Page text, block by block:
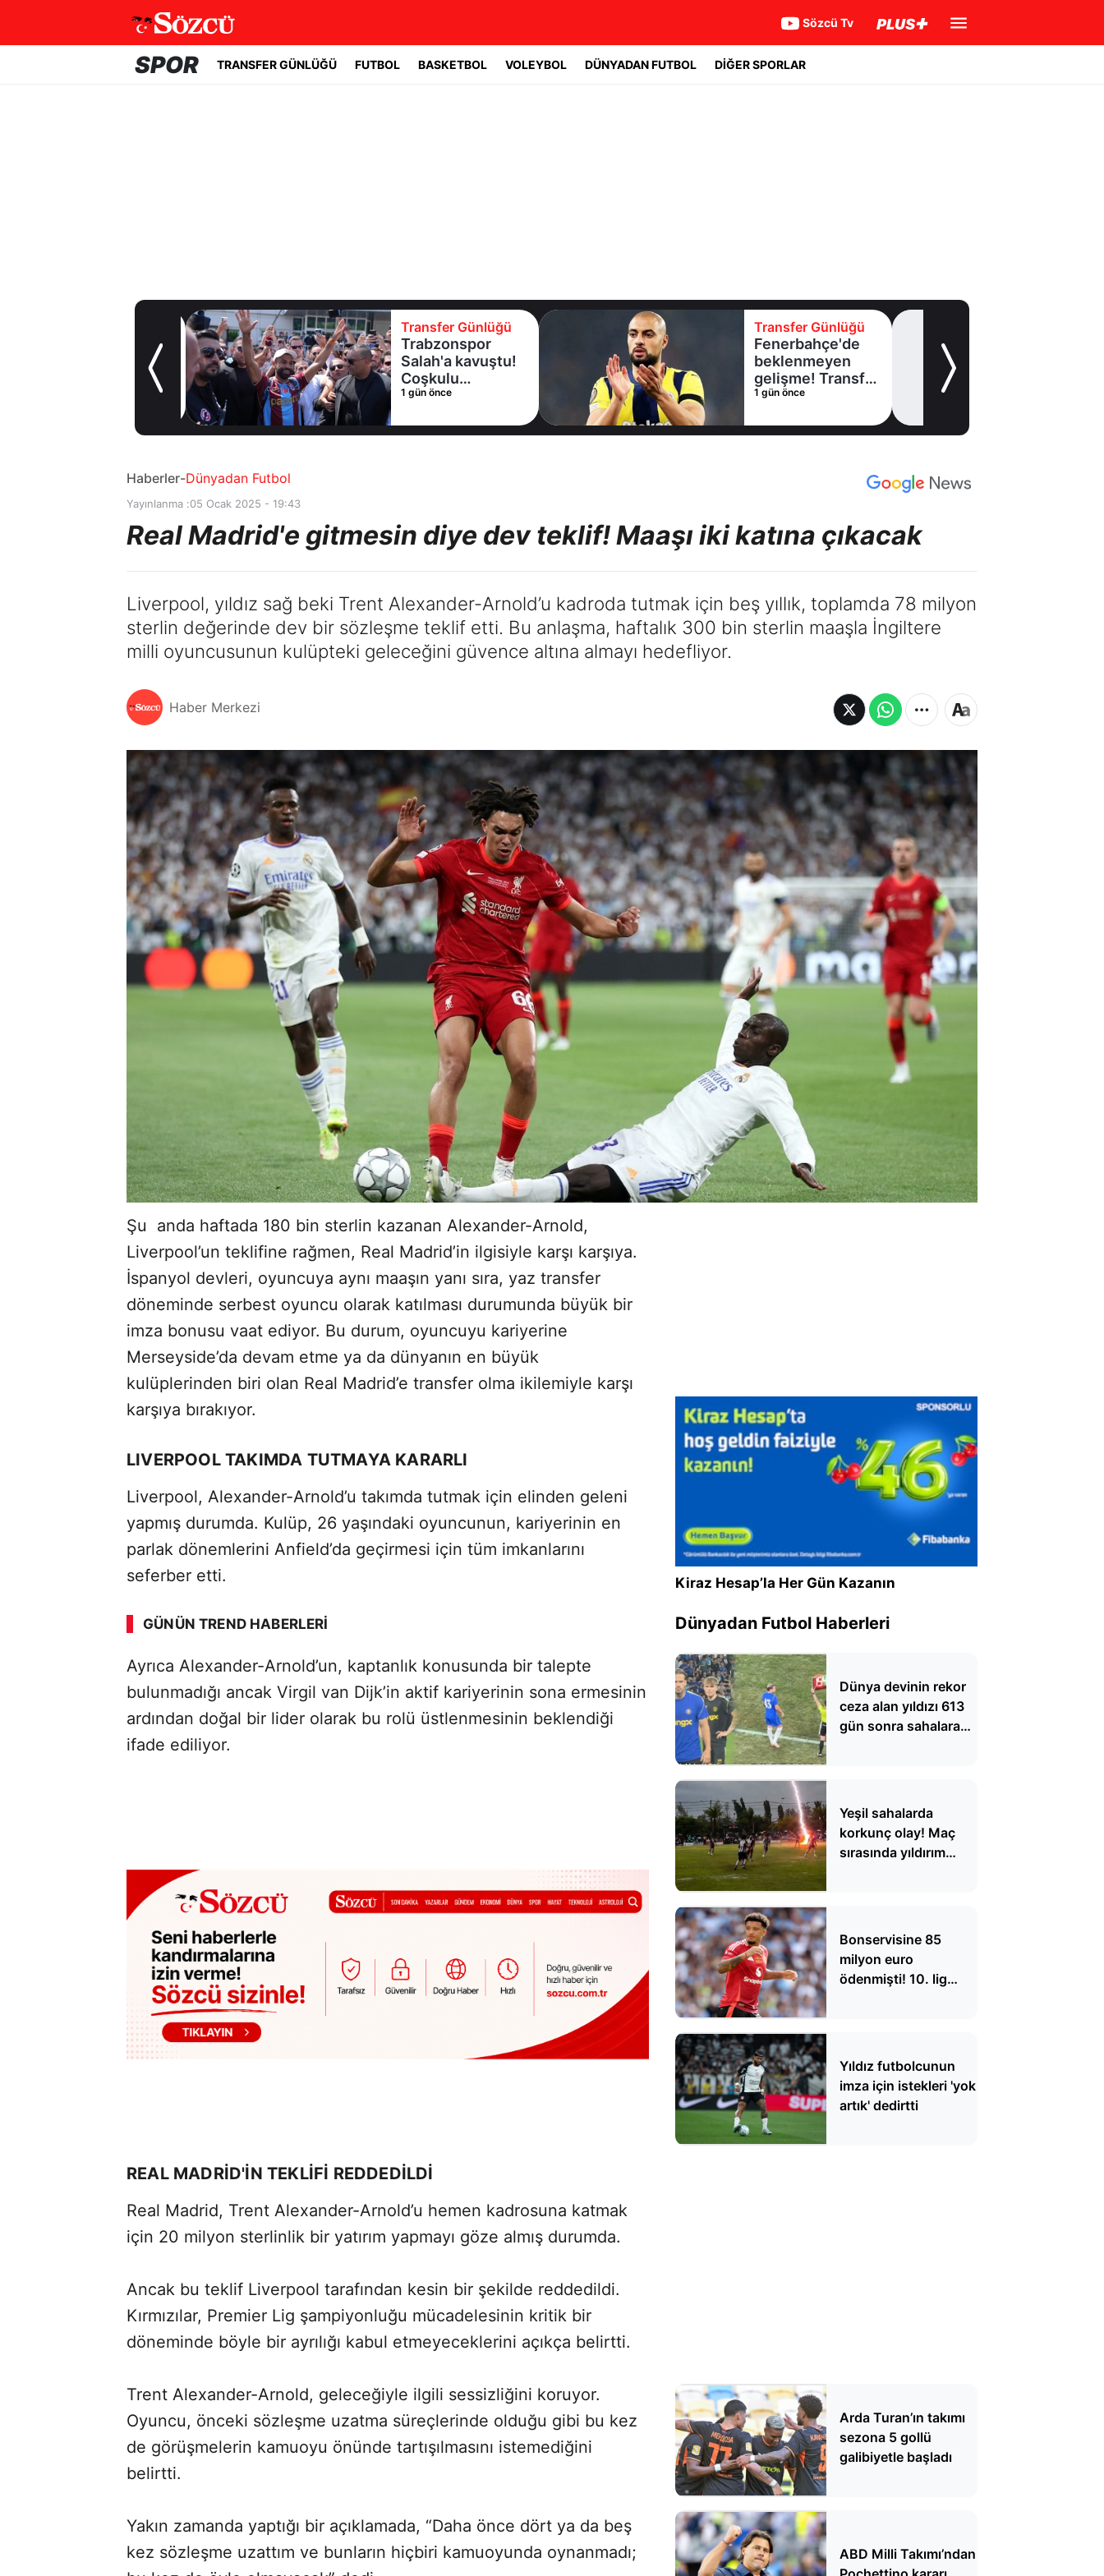
Sözcü Tv
SPOR TRANSFER GÜNLÜĞÜ FUTBOL BASKETBOL VOLEYBOL DÜNYADAN FUTBOL DİĞER SPORLAR
Yıldız oyuncudan
müjde! Ayrılmak
Transfer Günlüğü
Trabzonspor
Salah'a kavuştu!
Coşkulu
karşılama
1 gün önce
Transfer Günlüğü
Fenerbahçe'de
beklenmeyen
gelişme! Transfer
iptal oldu
1 gün önce
Haberler-Dünyadan Futbol
Yayınlanma :05 Ocak 2025 - 19:43
Real Madrid'e gitmesin diye dev teklif! Maaşı iki katına çıkacak
Liverpool, yıldız sağ beki Trent Alexander-Arnold’u kadroda tutmak için beş yıllık, toplamda 78 milyon
sterlin değerinde dev bir sözleşme teklif etti. Bu anlaşma, haftalık 300 bin sterlin maaşla İngiltere
milli oyuncusunun kulüpteki geleceğini güvence altına almayı hedefliyor.
Haber Merkezi
Şu anda haftada 180 bin sterlin kazanan Alexander-Arnold,
Liverpool’un teklifine rağmen, Real Madrid’in ilgisiyle karşı karşıya.
İspanyol devleri, oyuncuya aynı maaşın yanı sıra, yaz transfer
döneminde serbest oyuncu olarak katılması durumunda büyük bir
imza bonusu vaat ediyor. Bu durum, oyuncuyu kariyerine
Merseyside’da devam etme ya da dünyanın en büyük
kulüplerinden biri olan Real Madrid’e transfer olma ikilemiyle karşı
karşıya bırakıyor.
LIVERPOOL TAKIMDA TUTMAYA KARARLI
Liverpool, Alexander-Arnold’u takımda tutmak için elinden geleni
yapmış durumda. Kulüp, 26 yaşındaki oyuncunun, kariyerinin en
parlak dönemlerini Anfield’da geçirmesi için tüm imkanlarını
seferber etti.
GÜNÜN TREND HABERLERI
SÖZCÜ SON DAKİKA
Ayrıca Alexander-Arnold’un, kaptanlık konusunda bir talepte
bulunmadığı ancak Virgil van Dijk’in aktif kariyerinin sona ermesinin
ardından doğal bir lider olarak bu rolü üstlenmesinin beklendiği
ifade ediliyor.
REAL MADRİD'İN TEKLİFİ REDDEDİLDİ
Real Madrid, Trent Alexander-Arnold’u hemen kadrosuna katmak
için 20 milyon sterlinlik bir yatırım yapmayı göze almış durumda.
Ancak bu teklif Liverpool tarafından kesin bir şekilde reddedildi.
Kırmızılar, Premier Lig şampiyonluğu mücadelesinin kritik bir
döneminde böyle bir ayrılığı kabul etmeyeceklerini açıkça belirtti.
Trent Alexander-Arnold, geleceğiyle ilgili sessizliğini koruyor.
Oyuncu, önceki sözleşme uzatma süreçlerinde olduğu gibi bu kez
de görüşmelerin kamuoyu önünde tartışılmasını istemediğini
belirtti.
Yakın zamanda yaptığı bir açıklamada, “Daha önce dört ya da beş
kez sözleşme uzattım ve bunların hiçbiri kamuoyunda oynanmadı;
Kiraz Hesap’la Her Gün Kazanın
Dünyadan Futbol Haberleri
Dünya devinin rekor
ceza alan yıldızı 613
gün sonra sahalara
Yeşil sahalarda
korkunç olay! Maç
sırasında yıldırım
Bonservisine 85
milyon euro
ödenmişti! 10. lig
Yıldız futbolcunun
imza için istekleri 'yok
artık' dedirtti
Arda Turan’ın takımı
sezona 5 gollü
galibiyetle başladı
ABD Milli Takımı’ndan